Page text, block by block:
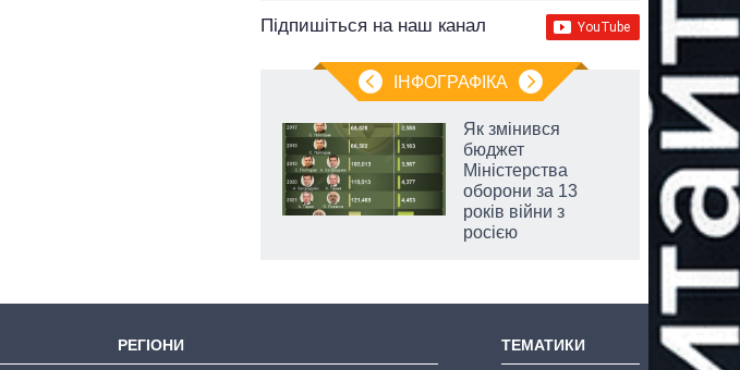
Підпишіться на наш канал
ІНФОГРАФІКА
Як змінився
бюджет
Міністерства
оборони за 13
років війни з
росією
РЕГІОНИ ТЕМАТИКИ